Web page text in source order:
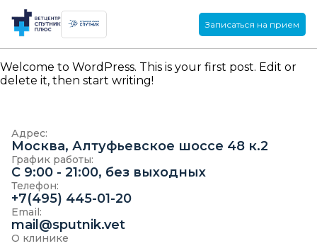
Записаться на прием
Welcome to WordPress. This is your first post. Edit or
delete it, then start writing!
Адрес:
Москва, Алтуфьевское шоссе 48 к.2
График работы:
C 9:00 - 21:00, без выходных
Телефон:
+7(495) 445-01-20
Email:
mail@sputnik.vet
О клинике